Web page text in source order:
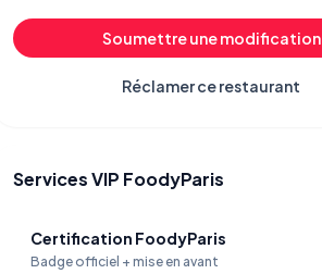
Soumettre une modification
Réclamer ce restaurant
Services VIP FoodyParis
Certification FoodyParis
Badge officiel + mise en avant